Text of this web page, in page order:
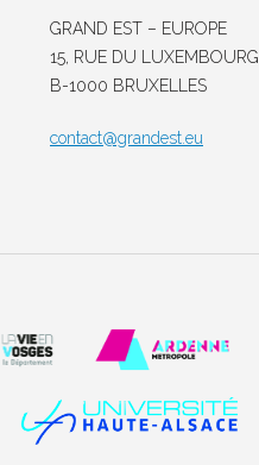
GRAND EST – EUROPE
15, RUE DU LUXEMBOURG
B-1000 BRUXELLES
contact@grandest.eu